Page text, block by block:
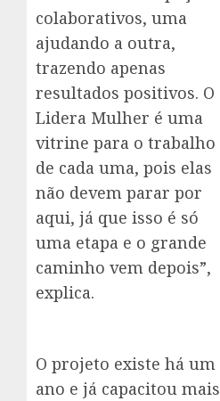
colaborativos, uma
ajudando a outra,
trazendo apenas
resultados positivos. O
Lidera Mulher é uma
vitrine para o trabalho
de cada uma, pois elas
não devem parar por
aqui, já que isso é só
uma etapa e o grande
caminho vem depois”,
explica.
O projeto existe há um
ano e já capacitou mais